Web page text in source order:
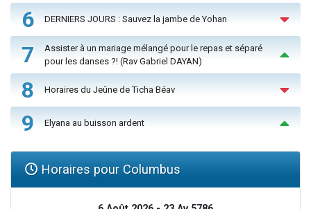
6 DERNIERS JOURS : Sauvez la jambe de Yohan
7
Assister à un mariage mélangé pour le repas et séparé
pour les danses ?! (Rav Gabriel DAYAN)
8 Horaires du Jeûne de Ticha Béav
9 Elyana au buisson ardent
Horaires pour Columbus